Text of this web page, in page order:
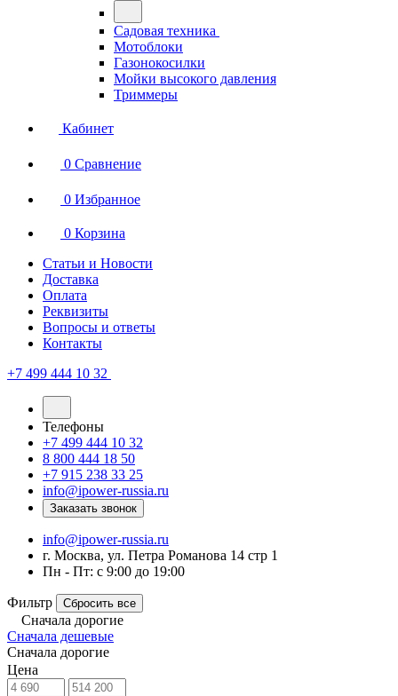
Садовая техника
Мотоблоки
Газонокосилки
Мойки высокого давления
Триммеры
Кабинет
0 Сравнение
0 Избранное
0 Корзина
Статьи и Новости
Доставка
Оплата
Реквизиты
Вопросы и ответы
Контакты
+7 499 444 10 32
Телефоны
+7 499 444 10 32
8 800 444 18 50
+7 915 238 33 25
info@ipower-russia.ru
Заказать звонок
info@ipower-russia.ru
г. Москва, ул. Петра Романова 14 стр 1
Пн - Пт: с 9:00 до 19:00
Фильтр Сбросить все
Сначала дорогие
Сначала дешевые
Сначала дорогие
Цена